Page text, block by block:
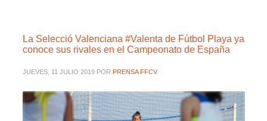
La Selecció Valenciana #Valenta de Fútbol Playa ya
conoce sus rivales en el Campeonato de España
JUEVES, 11 JULIO 2019 POR PRENSA FFCV